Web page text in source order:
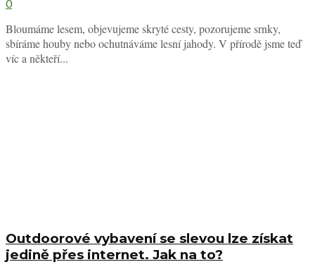
0
Bloumáme lesem, objevujeme skryté cesty, pozorujeme srnky,
sbíráme houby nebo ochutnáváme lesní jahody. V přírodě jsme teď
víc a někteří...
Outdoorové vybavení se slevou lze získat
jedině přes internet. Jak na to?